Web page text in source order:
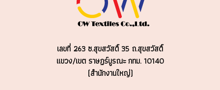
เลขที่ 263 ซ.สุขสวัสดิ์ 35 ถ.สุขสวัสดิ์
แขวง/เขต ราษฏร์บูรณะกทม. 10140
(สำนักงานใหญ่)